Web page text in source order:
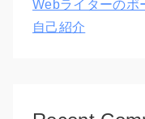
Webライターのポ
自己紹介